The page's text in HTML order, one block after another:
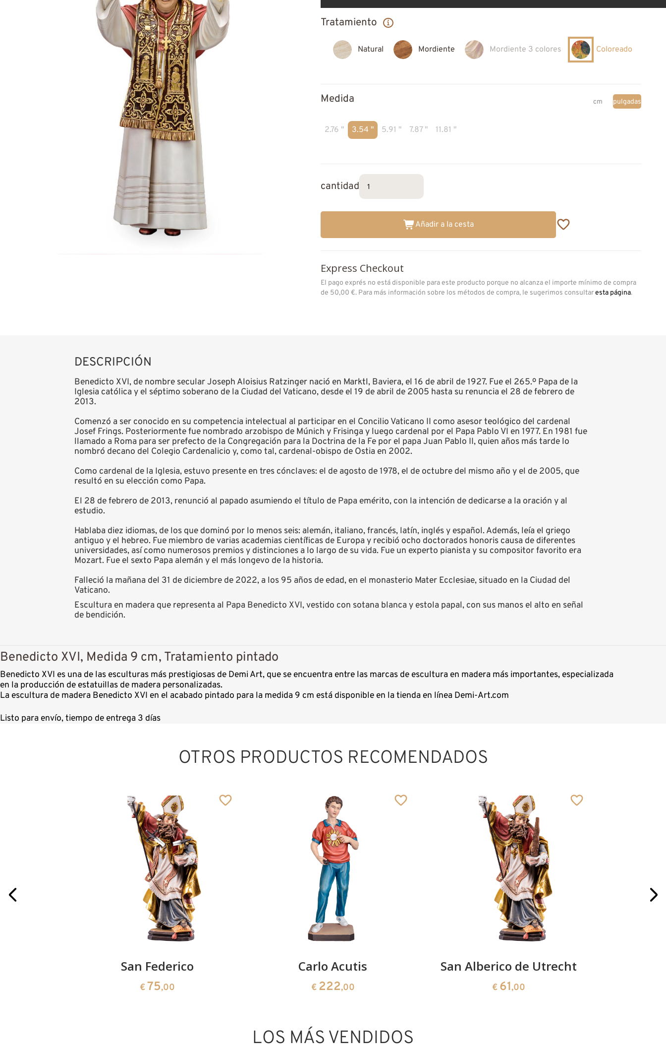
Benedicto XVI
Añadido al carrito
Tratamiento
Natural Mordiente Mordiente 3 colores Coloreado
Medida cm pulgadas
2.76 " 3.54 " 5.91 " 7.87 " 11.81 "
cantidad
Añadir a la cesta
Express Checkout
El pago exprés no está disponible para este producto porque no alcanza el importe mínimo de compra
de 50,00 €. Para más información sobre los métodos de compra, le sugerimos consultaresta página.
DESCRIPCIÓN
Benedicto XVI, de nombre secular Joseph Aloisius Ratzinger nació en Marktl, Baviera, el 16 de abril de 1927. Fue el 265.º Papa de la
Iglesia católica y el séptimo soberano de la Ciudad del Vaticano, desde el 19 de abril de 2005 hasta su renuncia el 28 de febrero de
2013.
Comenzó a ser conocido en su competencia intelectual al participar en el Concilio Vaticano II como asesor teológico del cardenal
Josef Frings. Posteriormente fue nombrado arzobispo de Múnich y Frisinga y luego cardenal por el Papa Pablo VI en 1977. En 1981 fue
llamado a Roma para ser prefecto de la Congregación para la Doctrina de la Fe por el papa Juan Pablo II, quien años más tarde lo
nombró decano del Colegio Cardenalicio y, como tal, cardenal-obispo de Ostia en 2002.
Como cardenal de la Iglesia, estuvo presente en tres cónclaves: el de agosto de 1978, el de octubre del mismo año y el de 2005, que
resultó en su elección como Papa.
El 28 de febrero de 2013, renunció al papado asumiendo el título de Papa emérito, con la intención de dedicarse a la oración y al
estudio.
Hablaba diez idiomas, de los que dominó por lo menos seis: alemán, italiano, francés, latín, inglés y español. Además, leía el griego
antiguo y el hebreo. Fue miembro de varias academias científicas de Europa y recibió ocho doctorados honoris causa de diferentes
universidades, así como numerosos premios y distinciones a lo largo de su vida. Fue un experto pianista y su compositor favorito era
Mozart. Fue el sexto Papa alemán y el más longevo de la historia.
Falleció la mañana del 31 de diciembre de 2022, a los 95 años de edad, en el monasterio Mater Ecclesiae, situado en la Ciudad del
Vaticano.
Escultura en madera que representa al Papa Benedicto XVI, vestido con sotana blanca y estola papal, con sus manos el alto en señal
de bendición.
Benedicto XVI, Medida 9 cm, Tratamiento pintado
Benedicto XVI es una de las esculturas más prestigiosas de Demi Art, que se encuentra entre las marcas de escultura en madera más importantes, especializada
en la producción de estatuillas de madera personalizadas.
La escultura de madera Benedicto XVI en el acabado pintado para la medida 9 cm está disponible en la tienda en línea Demi-Art.com
Listo para envío, tiempo de entrega 3 días
OTROS PRODUCTOS RECOMENDADOS
San Federico
€75,00
Carlo Acutis
€ 222,00
San Alberico de Utrecht
€ 61,00
LOS MÁS VENDIDOS